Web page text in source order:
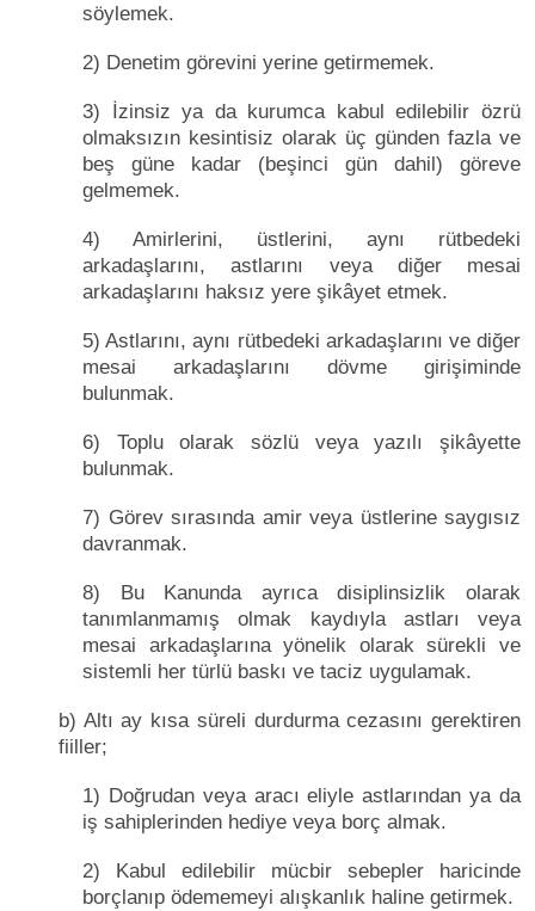
söylemek.
2) Denetim görevini yerine getirmemek.
3) İzinsiz ya da kurumca kabul edilebilir özrü
olmaksızın kesintisiz olarak üç günden fazla ve
beş güne kadar (beşinci gün dahil) göreve
gelmemek.
4) Amirlerini, üstlerini, aynı rütbedeki
arkadaşlarını, astlarını veya diğer mesai
arkadaşlarını haksız yere şikâyet etmek.
5) Astlarını, aynı rütbedeki arkadaşlarını ve diğer
mesai arkadaşlarını dövme girişiminde
bulunmak.
6) Toplu olarak sözlü veya yazılı şikâyette
bulunmak.
7) Görev sırasında amir veya üstlerine saygısız
davranmak.
8) Bu Kanunda ayrıca disiplinsizlik olarak
tanımlanmamış olmak kaydıyla astları veya
mesai arkadaşlarına yönelik olarak sürekli ve
sistemli her türlü baskı ve taciz uygulamak.
b) Altı ay kısa süreli durdurma cezasını gerektiren
fiiller;
1) Doğrudan veya aracı eliyle astlarından ya da
iş sahiplerinden hediye veya borç almak.
2) Kabul edilebilir mücbir sebepler haricinde
borçlanıp ödememeyi alışkanlık haline getirmek.